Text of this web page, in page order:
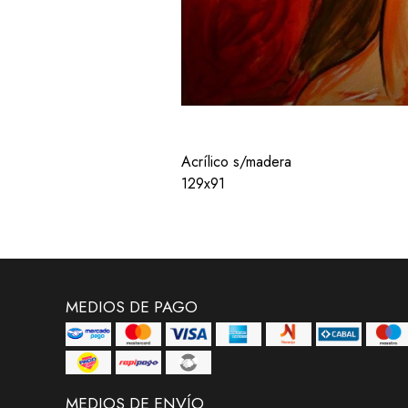
Acrílico s/madera
129x91
MEDIOS DE PAGO
MEDIOS DE ENVÍO